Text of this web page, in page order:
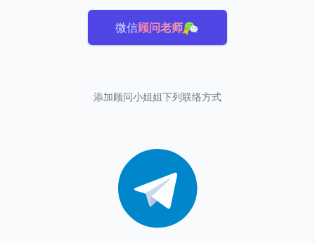
微信顾问老师
添加顾问小姐姐下列联络方式